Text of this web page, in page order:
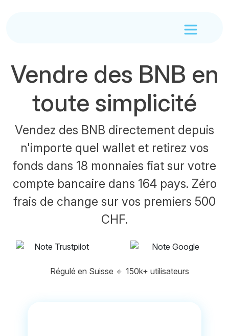
Vendre des BNB en
toute simplicité
Vendez des BNB directement depuis
n'importe quel wallet et retirez vos
fonds dans 18 monnaies fiat sur votre
compte bancaire dans 164 pays. Zéro
frais de change sur vos premiers 500
CHF.
Régulé en Suisse 🔸 150k+ utilisateurs